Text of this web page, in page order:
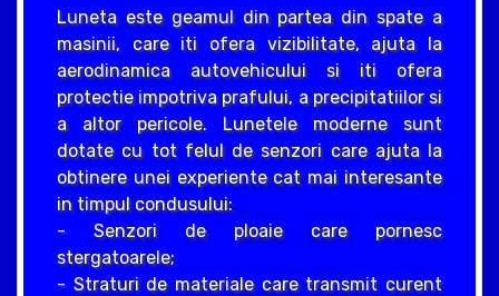
Luneta este geamul din partea din spate a
masinii, care iti ofera vizibilitate, ajuta la
aerodinamica autovehicului si iti ofera
protectie impotriva prafului, a precipitatiilor si
a altor pericole. Lunetele moderne sunt
dotate cu tot felul de senzori care ajuta la
obtinere unei experiente cat mai interesante
in timpul condusului:
- Senzori de ploaie care pornesc
stergatoarele;
- Straturi de materiale care transmit curent